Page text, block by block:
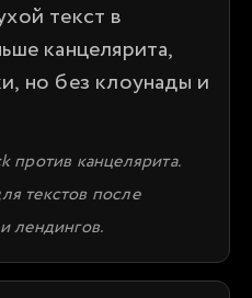
текст в
канцелярита,
но без клоунады и
канцелярита.
текстов после
лендингов.